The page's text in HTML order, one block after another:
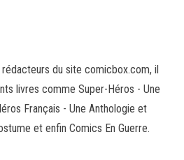
du site comicbox.com, il
livres comme Super-Héros - Une
Français - Une Anthologie et
et enfin Comics En Guerre.